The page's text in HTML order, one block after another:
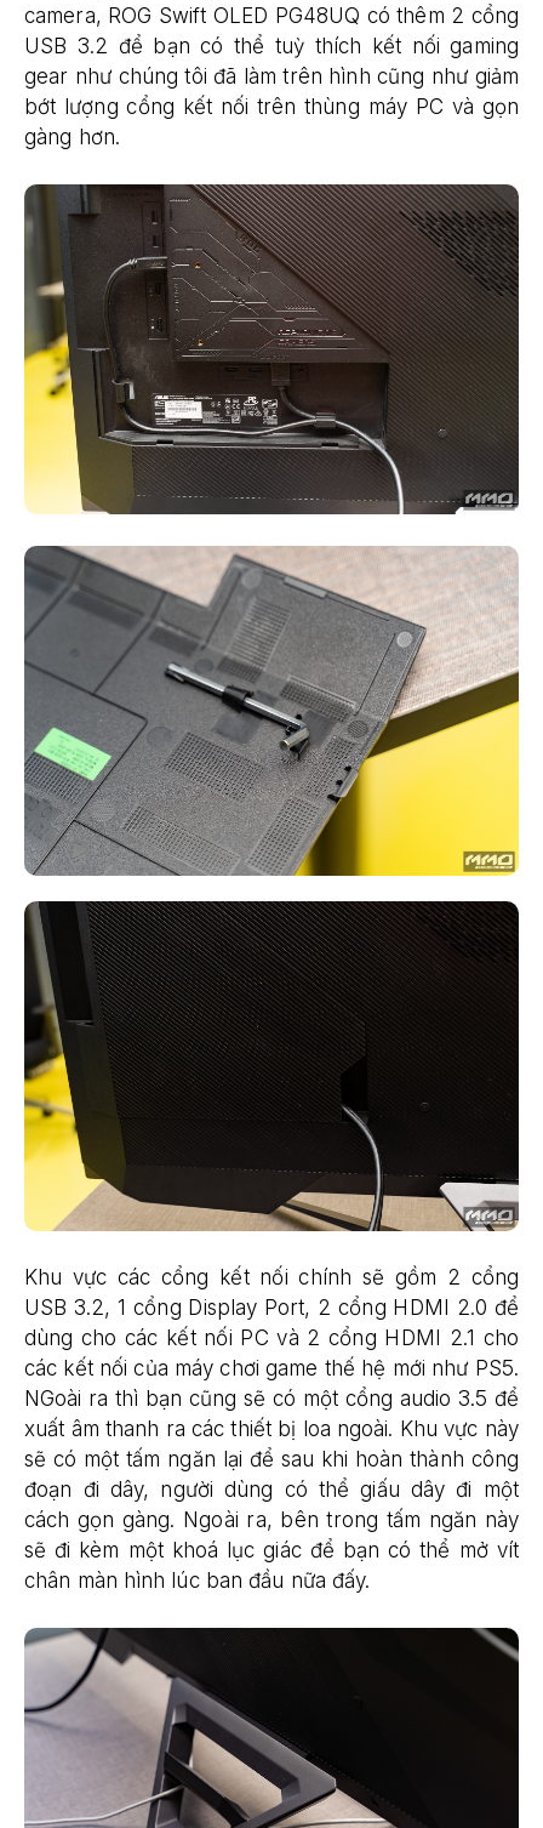
camera, ROG Swift OLED PG48UQ có thêm 2 cổng
USB 3.2 để bạn có thể tuỳ thích kết nối gaming
gear như chúng tôi đã làm trên hình cũng như giảm
bớt lượng cổng kết nối trên thùng máy PC và gọn
gàng hơn.
Khu vực các cổng kết nối chính sẽ gồm 2 cổng
USB 3.2, 1 cổng Display Port, 2 cổng HDMI 2.0 để
dùng cho các kết nối PC và 2 cổng HDMI 2.1 cho
các kết nối của máy chơi game thế hệ mới như PS5.
NGoài ra thì bạn cũng sẽ có một cổng audio 3.5 để
xuất âm thanh ra các thiết bị loa ngoài. Khu vực này
sẽ có một tấm ngăn lại để sau khi hoàn thành công
đoạn đi dây, người dùng có thể giấu dây đi một
cách gọn gàng. Ngoài ra, bên trong tấm ngăn này
sẽ đi kèm một khoá lục giác để bạn có thể mở vít
chân màn hình lúc ban đầu nữa đấy.